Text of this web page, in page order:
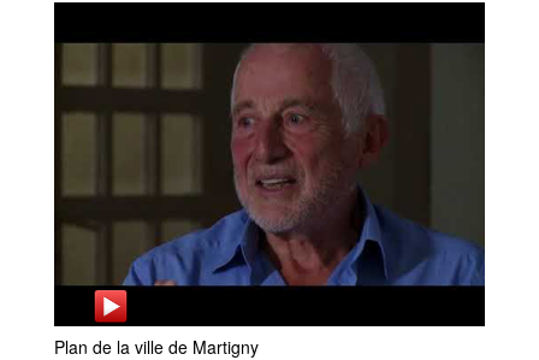
Plan de la ville de Martigny